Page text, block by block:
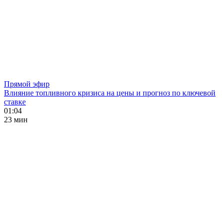
Прямой эфир
Влияние топливного кризиса на цены и прогноз по ключевой
ставке
01:04
23 мин